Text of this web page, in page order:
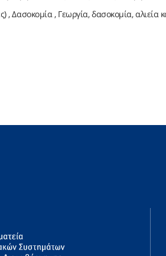
Δασοκομία Γεωργία, δασοκομία, αλιεία